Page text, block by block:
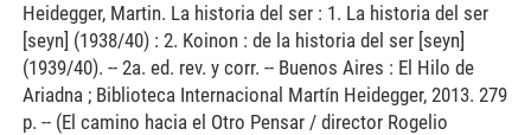
Heidegger, Martin. La historia del ser : 1. La historia del ser
[seyn] (1938/40) : 2. Koinon : de la historia del ser [seyn]
(1939/40). -- 2a. ed. rev. y corr. -- Buenos Aires : El Hilo de
Ariadna ; Biblioteca Internacional Martín Heidegger, 2013. 279
p. -- (El camino hacia el Otro Pensar / director Rogelio